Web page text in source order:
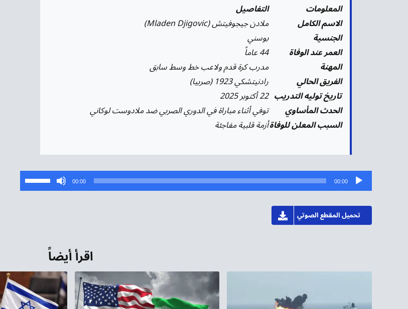
المعلومات
التفاصيل
الاسم الكامل
ملادن جيجوفيتش (Mladen Djigovic)
الجنسية
بوسني
العمر عند الوفاة
44 عاماً
المهنة
مدرب كرة قدم ولاعب خط وسط سابق
الفريق الحالي
رادنيتشكي 1923 (صربيا)
تاريخ توليه التدريب 22 أكتوبر 2025
الحدث المأساوي
توفي أثناء مباراة في الدوري الصربي ضد ملادوست لوكاني
السبب المعلن للوفاةأزمة قلبية مفاجئة
مشغل
الصوت
00:00
00:00
استخدم
مفاتيح
خفض
مستوى
الصوت.
تحميل المقطع الصوتي
اقرأ أيضاً